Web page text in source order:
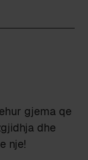
gjema qe
dhe
nje!